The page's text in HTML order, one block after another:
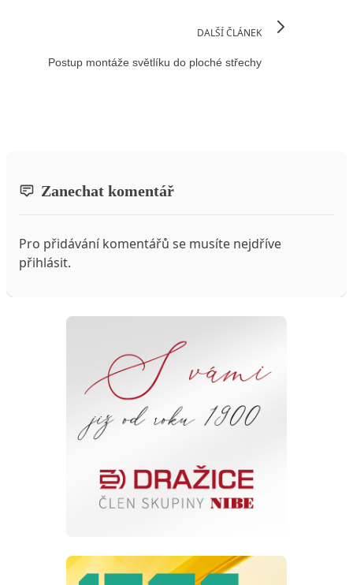
DALŠÍ ČLÁNEK
Postup montáže světlíku do ploché střechy
Zanechat komentář
Pro přidávání komentářů se musíte nejdříve
přihlásit.